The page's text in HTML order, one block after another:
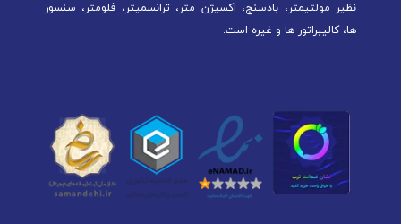
نظیر مولتیمتر، بادسنج، اکسیژن متر، ترانسمیتر، فلومتر، سنسور
ها، کالیبراتور ها و غیره است.